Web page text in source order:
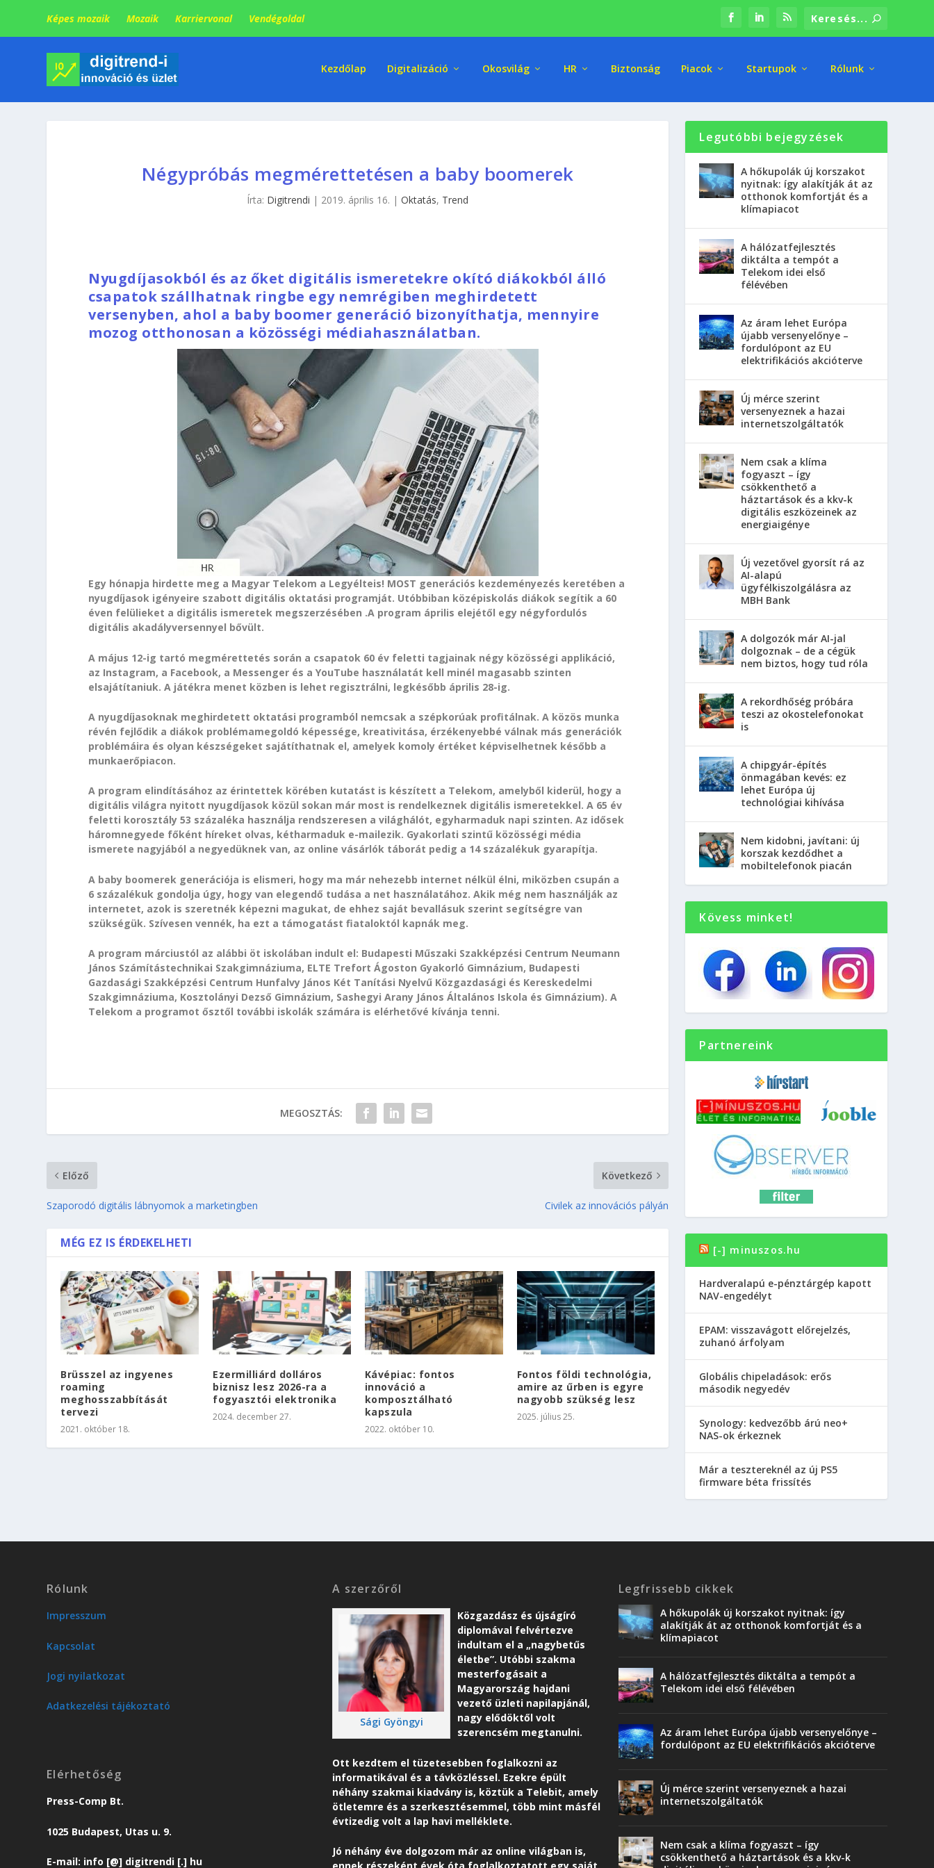
Képes mozaik Mozaik Karriervonal Vendégoldal
Kezdőlap Digitalizáció Okosvilág HR Biztonság Piacok Startupok Rólunk
Négypróbás megmérettetésen a baby boomerek
Írta: Digitrendi | 2019. április 16. |Oktatás, Trend
Nyugdíjasokból és az őket digitális ismeretekre okító diákokból álló
csapatok szállhatnak ringbe egy nemrégiben meghirdetett
versenyben, ahol a baby boomer generáció bizonyíthatja, mennyire
mozog otthonosan a közösségi médiahasználatban.
Egy hónapja hirdette meg a Magyar Telekom a Legyélteis! MOST generációs kezdeményezés keretében a
nyugdíjasok igényeire szabott digitális oktatási programját. Utóbbiban középiskolás diákok segítik a 60
éven felülieket a digitális ismeretek megszerzésében .A program április elejétől egy négyfordulós
digitális akadályversennyel bővült.
A május 12-ig tartó megmérettetés során a csapatok 60 év feletti tagjainak négy közösségi applikáció,
az Instagram, a Facebook, a Messenger és a YouTube használatát kell minél magasabb szinten
elsajátítaniuk. A játékra menet közben is lehet regisztrálni, legkésőbb április 28-ig.
A nyugdíjasoknak meghirdetett oktatási programból nemcsak a szépkorúak profitálnak. A közös munka
révén fejlődik a diákok problémamegoldó képessége, kreativitása, érzékenyebbé válnak más generációk
problémáira és olyan készségeket sajátíthatnak el, amelyek komoly értéket képviselhetnek később a
munkaerőpiacon.
A program elindításához az érintettek körében kutatást is készített a Telekom, amelyből kiderül, hogy a
digitális világra nyitott nyugdíjasok közül sokan már most is rendelkeznek digitális ismeretekkel. A 65 év
feletti korosztály 53 százaléka használja rendszeresen a világhálót, egyharmaduk napi szinten. Az idősek
háromnegyede főként híreket olvas, kétharmaduk e-mailezik. Gyakorlati szintű közösségi média
ismerete nagyjából a negyedüknek van, az online vásárlók táborát pedig a 14 százalékuk gyarapítja.
A baby boomerek generációja is elismeri, hogy ma már nehezebb internet nélkül élni, miközben csupán a
6 százalékuk gondolja úgy, hogy van elegendő tudása a net használatához. Akik még nem használják az
internetet, azok is szeretnék képezni magukat, de ehhez saját bevallásuk szerint segítségre van
szükségük. Szívesen vennék, ha ezt a támogatást fiataloktól kapnák meg.
A program márciustól az alábbi öt iskolában indult el: Budapesti Műszaki Szakképzési Centrum Neumann
János Számítástechnikai Szakgimnáziuma, ELTE Trefort Ágoston Gyakorló Gimnázium, Budapesti
Gazdasági Szakképzési Centrum Hunfalvy János Két Tanítási Nyelvű Közgazdasági és Kereskedelmi
Szakgimnáziuma, Kosztolányi Dezső Gimnázium, Sashegyi Arany János Általános Iskola és Gimnázium). A
Telekom a programot ősztől további iskolák számára is elérhetővé kívánja tenni.
MEGOSZTÁS:
Előző
Szaporodó digitális lábnyomok a marketingben
Következő
Civilek az innovációs pályán
MÉG EZ IS ÉRDEKELHETI
Brüsszel az ingyenes
roaming
meghosszabbítását
tervezi
2021. október 18.
Ezermilliárd dolláros
biznisz lesz 2026-ra a
fogyasztói elektronika
2024. december 27.
Kávépiac: fontos
innováció a
komposztálható
kapszula
2022. október 10.
Fontos földi technológia,
amire az űrben is egyre
nagyobb szükség lesz
2025. július 25.
Legutóbbi bejegyzések
A hőkupolák új korszakot
nyitnak: így alakítják át az
otthonok komfortját és a
klímapiacot
A hálózatfejlesztés
diktálta a tempót a
Telekom idei első
félévében
Az áram lehet Európa
újabb versenyelőnye –
fordulópont az EU
elektrifikációs akcióterve
Új mérce szerint
versenyeznek a hazai
internetszolgáltatók
Nem csak a klíma
fogyaszt – így
csökkenthető a
háztartások és a kkv-k
digitális eszközeinek az
energiaigénye
Új vezetővel gyorsít rá az
AI-alapú
ügyfélkiszolgálásra az
MBH Bank
A dolgozók már AI-jal
dolgoznak – de a cégük
nem biztos, hogy tud róla
A rekordhőség próbára
teszi az okostelefonokat
is
A chipgyár-építés
önmagában kevés: ez
lehet Európa új
technológiai kihívása
Nem kidobni, javítani: új
korszak kezdődhet a
mobiltelefonok piacán
Kövess minket!
Partnereink
[-] minuszos.hu
Hardveralapú e-pénztárgép kapott
NAV-engedélyt
EPAM: visszavágott előrejelzés,
zuhanó árfolyam
Globális chipeladások: erős
második negyedév
Synology: kedvezőbb árú neo+
NAS-ok érkeznek
Már a tesztereknél az új PS5
firmware béta frissítés
Rólunk
Impresszum
Kapcsolat
Jogi nyilatkozat
Adatkezelési tájékoztató
Elérhetőség
Press-Comp Bt.
1025 Budapest, Utas u. 9.
E-mail: info [@] digitrendi [.] hu
A szerzőről
Sági Gyöngyi
Közgazdász és újságíró
diplomával felvértezve
indultam el a „nagybetűs
életbe”. Utóbbi szakma
mesterfogásait a
Magyarország hajdani
vezető üzleti napilapjánál,
nagy elődöktől volt
szerencsém megtanulni.
Ott kezdtem el tüzetesebben foglalkozni az
informatikával és a távközléssel. Ezekre épült
néhány szakmai kiadvány is, köztük a Telebit, amely
ötletemre és a szerkesztésemmel, több mint másfél
évtizedig volt a lap havi melléklete.
Jó néhány éve dolgozom már az online világban is,
Legfrissebb cikkek
A hőkupolák új korszakot nyitnak: így
alakítják át az otthonok komfortját és a
klímapiacot
A hálózatfejlesztés diktálta a tempót a
Telekom idei első félévében
Az áram lehet Európa újabb versenyelőnye –
fordulópont az EU elektrifikációs akcióterve
Új mérce szerint versenyeznek a hazai
internetszolgáltatók
Nem csak a klíma fogyaszt – így
csökkenthető a háztartások és a kkv-k